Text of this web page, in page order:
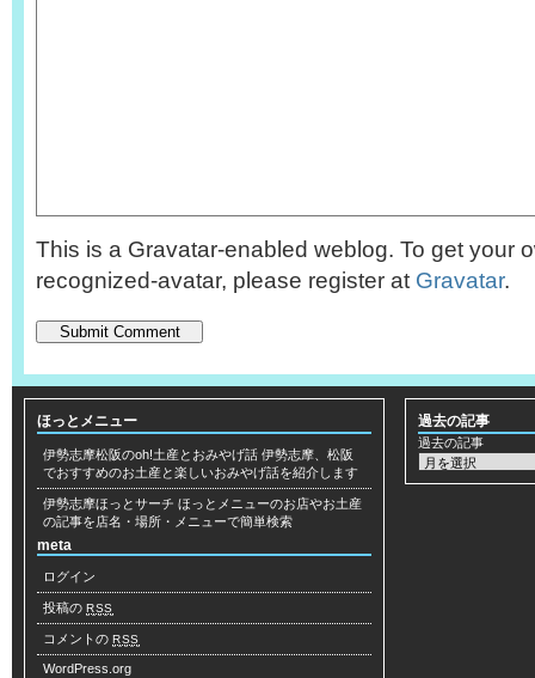
This is a Gravatar-enabled weblog. To get your
recognized-avatar, please register at Gravatar.
ほっとメニュー
伊勢志摩松阪のoh!土産とおみやげ話 伊勢志摩、松阪
でおすすめのお土産と楽しいおみやげ話を紹介します
伊勢志摩ほっとサーチ ほっとメニューのお店やお土産
の記事を店名・場所・メニューで簡単検索
meta
ログイン
投稿の RSS
コメントの RSS
WordPress.org
過去の記事
過去の記事